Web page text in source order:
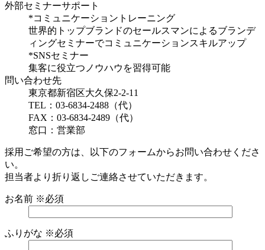
外部セミナーサポート
*コミュニケーショントレーニング
世界的トップブランドのセールスマンによるブランデ
ィングセミナーでコミュニケーションスキルアップ
*SNSセミナー
集客に役立つノウハウを習得可能
問い合わせ先
東京都新宿区大久保2-2-11
TEL：03-6834-2488（代）
FAX：03-6834-2489（代）
窓口：営業部
採用ご希望の方は、以下のフォームからお問い合わせくださ
い。
担当者より折り返しご連絡させていただきます。
お名前 ※必須
ふりがな ※必須